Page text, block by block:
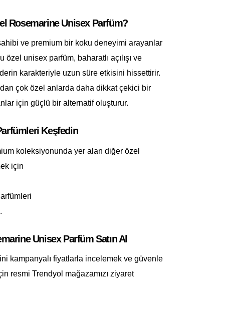
Rosemarine Unisex Parfüm?
ve premium bir koku deneyimi arayanlar
özel unisex parfüm, baharatlı açılışı ve
karakteriyle uzun süre etkisini hissettirir.
çok özel anlarda daha dikkat çekici bir
için güçlü bir alternatif oluşturur.
Keşfedin
koleksiyonunda yer alan diğer özel
için
Unisex Parfüm Satın Al
kampanyalı fiyatlarla incelemek ve güvenle
resmi Trendyol mağazamızı ziyaret